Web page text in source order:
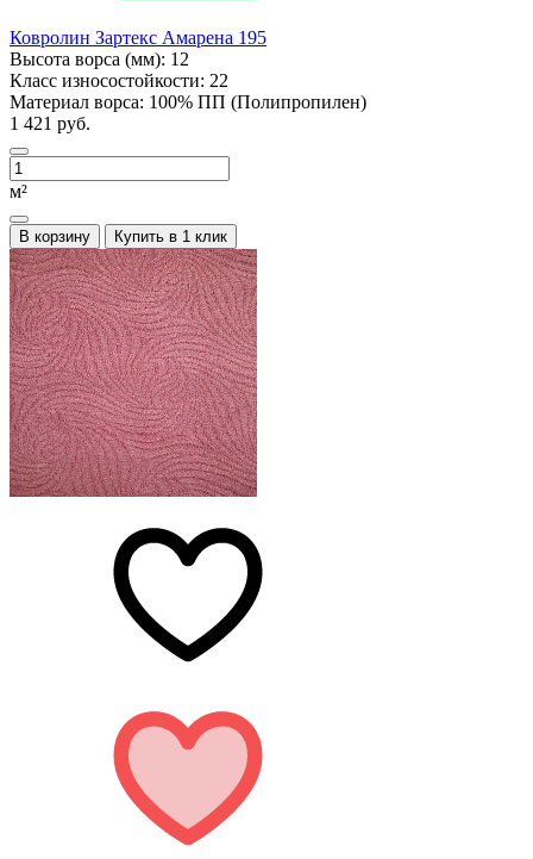
Ковролин Зартекс Амарена 195
Высота ворса (мм): 12
Класс износостойкости: 22
Материал ворса: 100% ПП (Полипропилен)
1 421 руб.
м²
В корзину Купить в 1 клик